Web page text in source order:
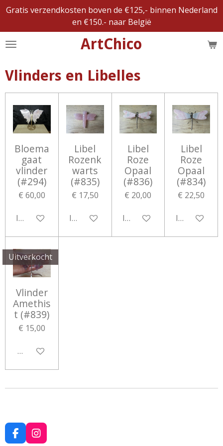
Ga
naar
de
ArtChico
Gratis verzendkosten boven de €125,- binnen Nederland
en €150.- naar België
Vlinders en Libelles
Bloema
gaat
vlinder
(#294)
€ 60,00
In winkelwagen
Libel
Rozenk
warts
(#835)
€ 17,50
In winkelwagen
Libel
Roze
Opaal
(#836)
€ 20,00
In winkelwagen
Libel
Roze
Opaal
(#834)
€ 22,50
In
Uitverkocht
Vlinder
Amethis
t (#839)
€ 15,00
Houd mij op de hoogte
F
I